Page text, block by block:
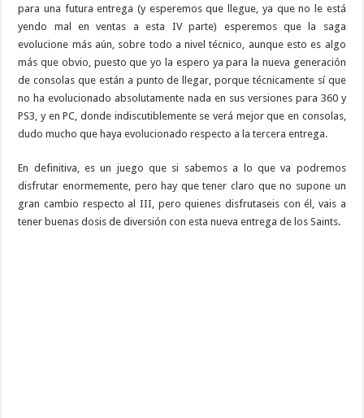
para una futura entrega (y esperemos que llegue, ya que no le está
yendo mal en ventas a esta IV parte) esperemos que la saga
evolucione más aún, sobre todo a nivel técnico, aunque esto es algo
más que obvio, puesto que yo la espero ya para la nueva generación
de consolas que están a punto de llegar, porque técnicamente sí que
no ha evolucionado absolutamente nada en sus versiones para 360 y
PS3, y en PC, donde indiscutiblemente se verá mejor que en consolas,
dudo mucho que haya evolucionado respecto a la tercera entrega.
En definitiva, es un juego que si sabemos a lo que va podremos
disfrutar enormemente, pero hay que tener claro que no supone un
gran cambio respecto al III, pero quienes disfrutaseis con él, vais a
tener buenas dosis de diversión con esta nueva entrega de los Saints.